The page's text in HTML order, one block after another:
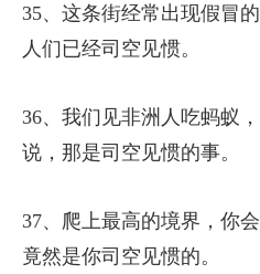
35、这条街经常出现假冒
人们已经司空见惯。
36、我们见非洲人吃蚂蚁
说，那是司空见惯的事。
37、爬上最高的境界，你
竟然是你司空见惯的。